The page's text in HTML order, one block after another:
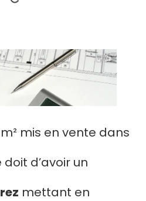
mis en vente dans
d’avoir un
mettant en